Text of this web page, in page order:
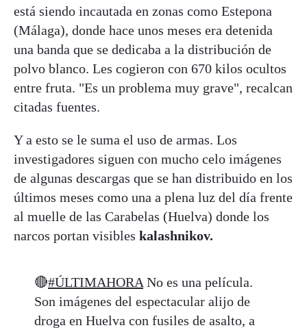
está siendo incautada en zonas como Estepona
(Málaga), donde hace unos meses era detenida
una banda que se dedicaba a la distribución de
polvo blanco. Les cogieron con 670 kilos ocultos
entre fruta. "Es un problema muy grave", recalcan
citadas fuentes.
Y a esto se le suma el uso de armas. Los
investigadores siguen con mucho celo imágenes
de algunas descargas que se han distribuido en los
últimos meses como una a plena luz del día frente
al muelle de las Carabelas (Huelva) donde los
narcos portan visibles kalashnikov.
🔴#ÚLTIMAHORA No es una película.
Son imágenes del espectacular alijo de
droga en Huelva con fusiles de asalto, a